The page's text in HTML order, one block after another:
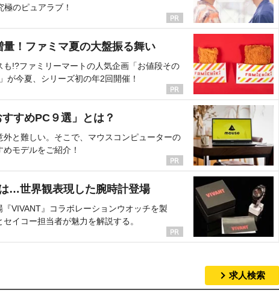
のピュアラブ！
！ファミマ夏の大盤振る舞い
!?ファミリーマートの人気企画「お値段その
が今夏、シリーズ初の年2回開催！
すめPC９選」とは？
外と難しい。そこで、マウスコンピューターの
モデルをご紹介！
…世界観表現した腕時計登場
VIVANT』コラボレーションウオッチを製
イコー担当者が魅力を解説する。
求人検索